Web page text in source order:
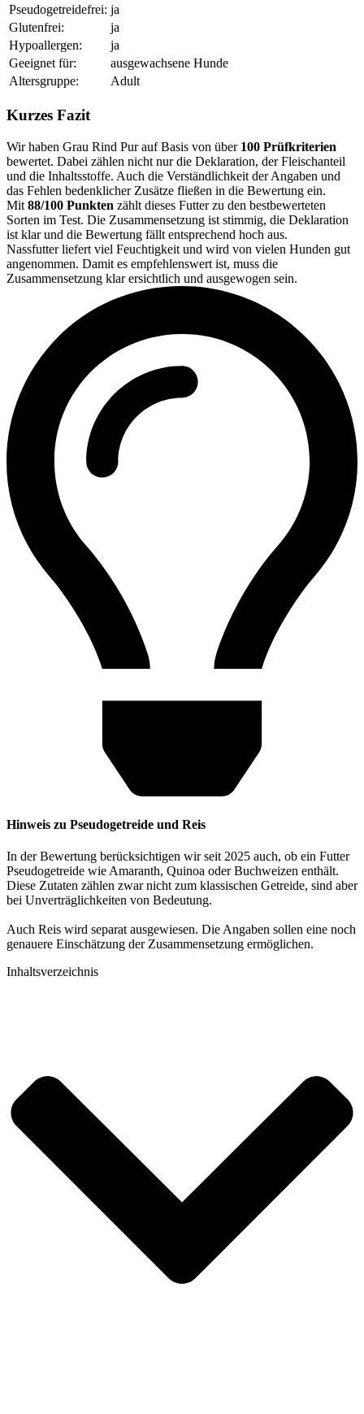
Pseudogetreidefrei: ja
Glutenfrei:
ja
Hypoallergen:
ja
Geeignet für:
ausgewachsene Hunde
Altersgruppe:
Adult
Kurzes Fazit
Wir haben Grau Rind Pur auf Basis von über 100 Prüfkriterien
bewertet. Dabei zählen nicht nur die Deklaration, der Fleischanteil
und die Inhaltsstoffe. Auch die Verständlichkeit der Angaben und
das Fehlen bedenklicher Zusätze fließen in die Bewertung ein.
Mit 88/100 Punkten zählt dieses Futter zu den bestbewerteten
Sorten im Test. Die Zusammensetzung ist stimmig, die Deklaration
ist klar und die Bewertung fällt entsprechend hoch aus.
Nassfutter liefert viel Feuchtigkeit und wird von vielen Hunden gut
angenommen. Damit es empfehlenswert ist, muss die
Zusammensetzung klar ersichtlich und ausgewogen sein.
Hinweis zu Pseudogetreide und Reis
In der Bewertung berücksichtigen wir seit 2025 auch, ob ein Futter
Pseudogetreide wie Amaranth, Quinoa oder Buchweizen enthält.
Diese Zutaten zählen zwar nicht zum klassischen Getreide, sind aber
bei Unverträglichkeiten von Bedeutung.
Auch Reis wird separat ausgewiesen. Die Angaben sollen eine noch
genauere Einschätzung der Zusammensetzung ermöglichen.
Inhaltsverzeichnis​